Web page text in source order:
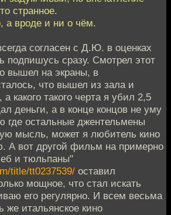
странное.
а вроде и ни о чём.
согласен с Д.Ю. в оценках
подпишусь сразу. Смотрел этот
вышел на экраны, в
что вышел из зала и
какого такого черта я убил 2,5
деньги, а в конце концов не уму
где остальные джентельмены
мысль, может я любитель кино
А вот другой фильм на примерно
и тюльпаны"
title/tt0237539/ оставил
мощное, что стал искать
его регулярно. И всем весьма
же итальянское кино